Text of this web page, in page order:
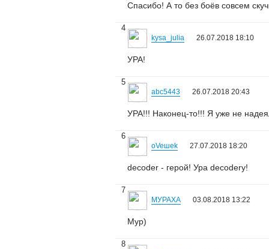
Спасибо! А то без боёв совсем
4
kysa_julia 26.07.2018 18:10
УРА!
5
abc5443 26.07.2018 20:43
УРА!!! Наконец-то!!! Я уже не
6
oVeшеk 27.07.2018 18:20
decoder - герой! Ура decoderу!
7
МУРАХА 03.08.2018 13:22
Мур)
8